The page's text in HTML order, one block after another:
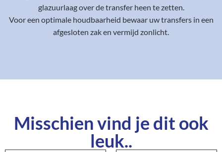
glazuurlaag over de transfer heen te zetten.
Voor een optimale houdbaarheid bewaar uw transfers in een
afgesloten zak en vermijd zonlicht.
Misschien vind je dit ook
leuk..